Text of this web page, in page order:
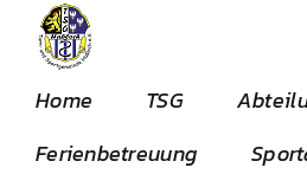
Inhalt
Home TSG
Ferienbetreuung